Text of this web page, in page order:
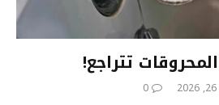
تتراجع!
0